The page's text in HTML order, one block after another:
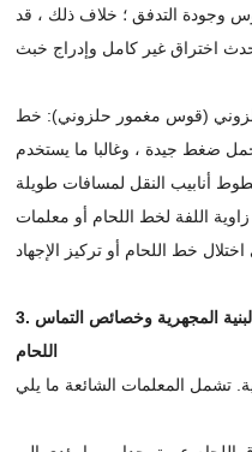
وجودة التدفق ؛ خلاف ذلك ، قد
(قوس مغمور حلزوني): خط
ضغط جيدة ، وغالبا ما يستخدم
اللفة لخط اللحام أو معلمات
3. معلمات عملية اللحام-تحدد مباشرة البنية المجهرية وخصائص التماس
اللحام